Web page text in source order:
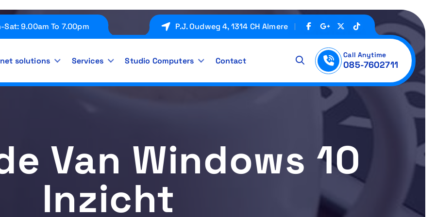
Sat: 9.00am To 7.00pm P.J. Oudweg 4, 1314 CH Almere
solutions Services Studio Computers Contact
Call Anytime
085-7602711
Van Windows 10
Inzicht